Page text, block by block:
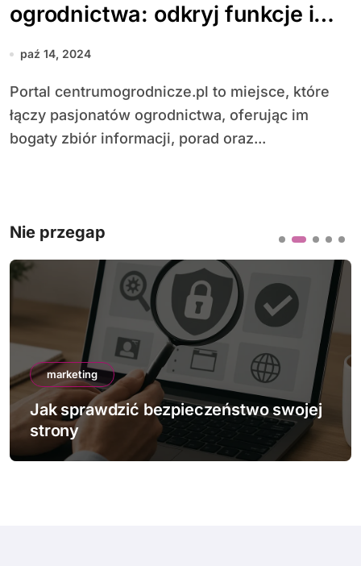
ogrodnictwa: odkryj funkcje i
korzyści centrumogrodnicze.pl
paź 14, 2024
Portal centrumogrodnicze.pl to miejsce, które
łączy pasjonatów ogrodnictwa, oferując im
bogaty zbiór informacji, porad oraz...
Nie przegap
marketing
Jak sprawdzić bezpieczeństwo swojej
strony